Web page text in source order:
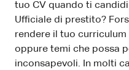
tuo CV quando ti
Ufficiale di prestito?
rendere il tuo
oppure temi che possa
inconsapevoli. In molti